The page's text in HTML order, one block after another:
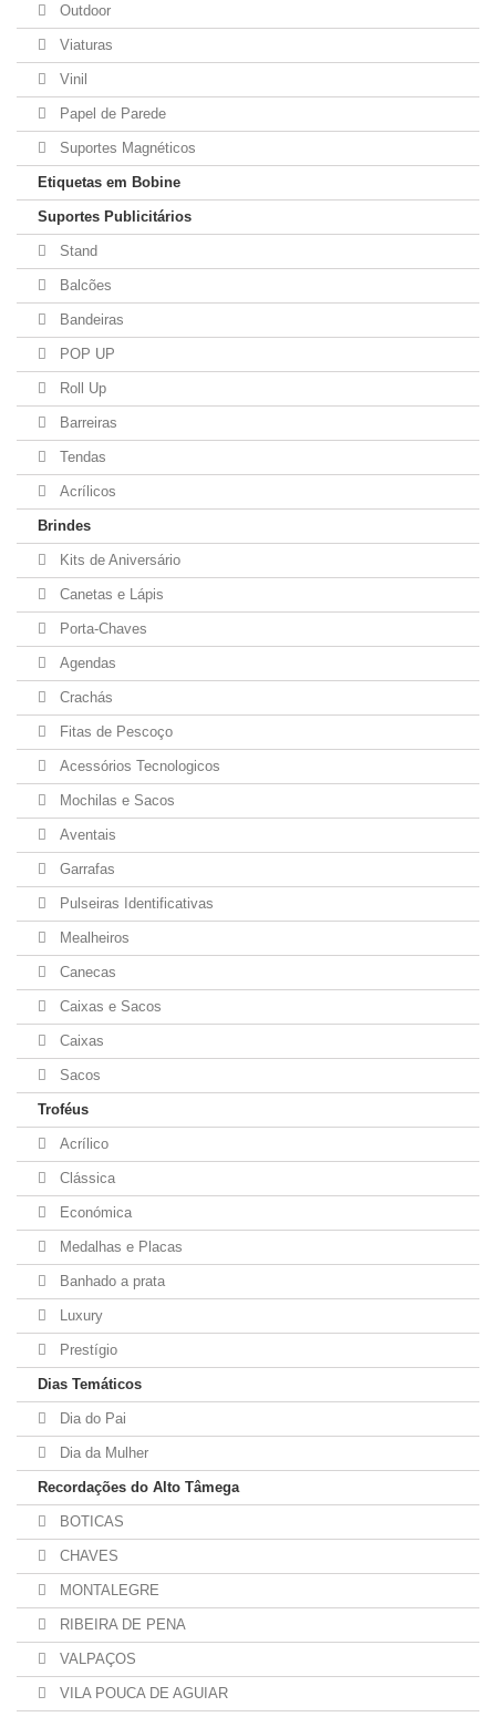
Outdoor
Viaturas
Vinil
Papel de Parede
Suportes Magnéticos
Etiquetas em Bobine
Suportes Publicitários
Stand
Balcões
Bandeiras
POP UP
Roll Up
Barreiras
Tendas
Acrílicos
Brindes
Kits de Aniversário
Canetas e Lápis
Porta-Chaves
Agendas
Crachás
Fitas de Pescoço
Acessórios Tecnologicos
Mochilas e Sacos
Aventais
Garrafas
Pulseiras Identificativas
Mealheiros
Canecas
Caixas e Sacos
Caixas
Sacos
Troféus
Acrílico
Clássica
Económica
Medalhas e Placas
Banhado a prata
Luxury
Prestígio
Dias Temáticos
Dia do Pai
Dia da Mulher
Recordações do Alto Tâmega
BOTICAS
CHAVES
MONTALEGRE
RIBEIRA DE PENA
VALPAÇOS
VILA POUCA DE AGUIAR